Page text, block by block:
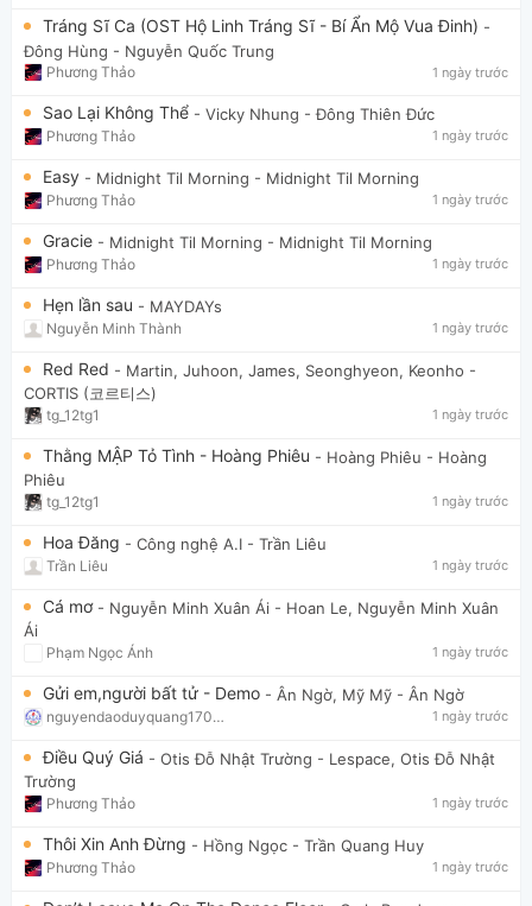
Tráng Sĩ Ca (OST Hộ Linh Tráng Sĩ - Bí Ẩn Mộ Vua Đinh) -
Đông Hùng - Nguyễn Quốc Trung
Phương Thảo 1 ngày trước
Sao Lại Không Thể - Vicky Nhung - Đông Thiên Đức
Phương Thảo 1 ngày trước
Easy - Midnight Til Morning - Midnight Til Morning
Phương Thảo 1 ngày trước
Gracie - Midnight Til Morning - Midnight Til Morning
Phương Thảo 1 ngày trước
Hẹn lần sau - MAYDAYs
Nguyễn Minh Thành 1 ngày trước
Red Red - Martin, Juhoon, James, Seonghyeon, Keonho -
CORTIS (코르티스)
tg_12tg1 1 ngày trước
Thằng MẬP Tỏ Tình - Hoàng Phiêu - Hoàng Phiêu - Hoàng
Phiêu
tg_12tg1 1 ngày trước
Hoa Đăng - Công nghệ A.I - Trần Liêu
Trần Liêu 1 ngày trước
Cá mơ - Nguyễn Minh Xuân Ái - Hoan Le, Nguyễn Minh Xuân
Ái
Phạm Ngọc Ánh 1 ngày trước
Gửi em,người bất tử - Demo - Ân Ngờ, Mỹ Mỹ - Ân Ngờ
nguyendaoduyquang17021 1 ngày trước
Điều Quý Giá - Otis Đỗ Nhật Trường - Lespace, Otis Đỗ Nhật
Trường
Phương Thảo 1 ngày trước
Thôi Xin Anh Đừng - Hồng Ngọc - Trần Quang Huy
Phương Thảo 1 ngày trước